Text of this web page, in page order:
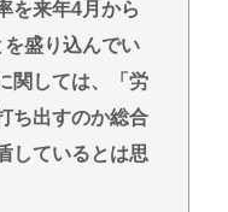
を来年4月から
盛り込んでい
関しては、「労
ち出すのか総合
しているとは思